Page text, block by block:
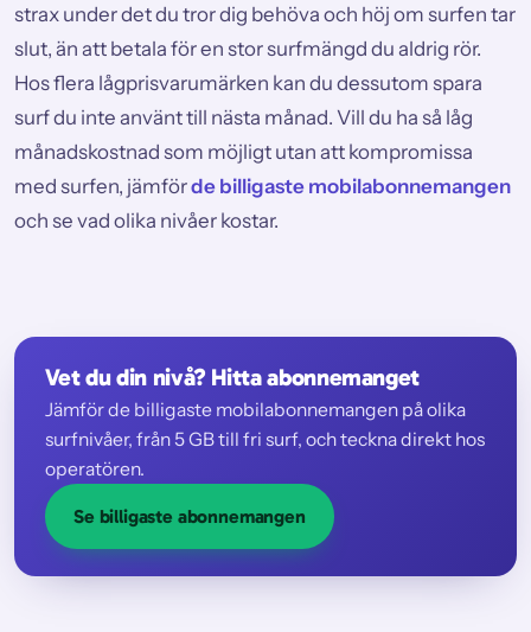
strax under det du tror dig behöva och höj om surfen tar
slut, än att betala för en stor surfmängd du aldrig rör.
Hos flera lågprisvarumärken kan du dessutom spara
surf du inte använt till nästa månad. Vill du ha så låg
månadskostnad som möjligt utan att kompromissa
med surfen, jämförde billigaste mobilabonnemangen
och se vad olika nivåer kostar.
Vet du din nivå? Hitta abonnemanget
Jämför de billigaste mobilabonnemangen på olika
surfnivåer, från 5 GB till fri surf, och teckna direkt hos
operatören.
Se billigaste abonnemangen